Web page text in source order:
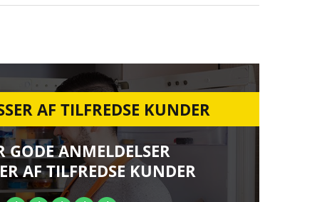
AF TILFREDSE KUNDER
GODE ANMELDELSER
AF TILFREDSE KUNDER